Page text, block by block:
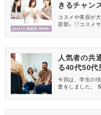
きるチャン
中
コスメや美容が
容部』♡コスメサ
人気者の共
る40代50代
今回は、学生の
査をしました。